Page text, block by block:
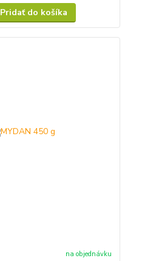
Pridať do košíka
na objednávku